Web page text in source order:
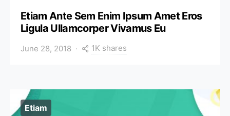
Etiam Ante Sem Enim Ipsum Amet Eros
Ligula Ullamcorper Vivamus Eu
June 28, 2018 1K shares
Etiam